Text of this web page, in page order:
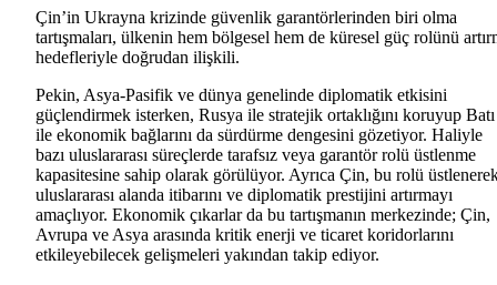
Çin’in Ukrayna krizinde güvenlik garantörlerinden biri olma
tartışmaları, ülkenin hem bölgesel hem de küresel güç rolünü
hedefleriyle doğrudan ilişkili.
Pekin, Asya-Pasifik ve dünya genelinde diplomatik etkisini
güçlendirmek isterken, Rusya ile stratejik ortaklığını koruyup Batı
ile ekonomik bağlarını da sürdürme dengesini gözetiyor. Haliyle
bazı uluslararası süreçlerde tarafsız veya garantör rolü üstlenme
kapasitesine sahip olarak görülüyor. Ayrıca Çin, bu rolü
uluslararası alanda itibarını ve diplomatik prestijini artırmayı
amaçlıyor. Ekonomik çıkarlar da bu tartışmanın merkezinde; Çin,
Avrupa ve Asya arasında kritik enerji ve ticaret koridorlarını
etkileyebilecek gelişmeleri yakından takip ediyor.